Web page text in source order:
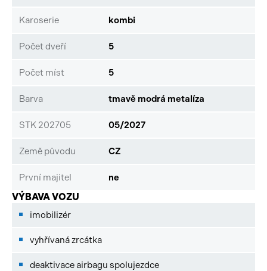
Karoserie kombi
Počet dveří 5
Počet míst 5
Barva tmavě modrá metalíza
STK 202705 05/2027
Země původu CZ
První majitel ne
VÝBAVA VOZU
imobilizér
vyhřívaná zrcátka
deaktivace airbagu spolujezdce